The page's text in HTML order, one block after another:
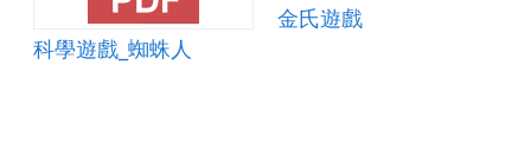
科學遊戲_蜘蛛人
金氏遊戲